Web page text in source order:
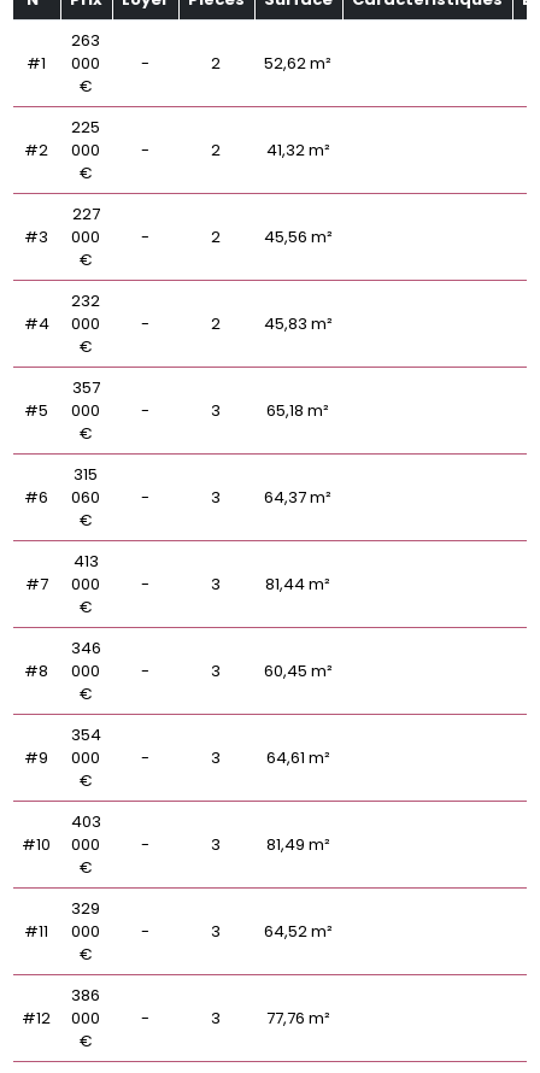
#1
263
000
€
- 2 52,62 m²
#2
225
000
€
- 2 41,32 m²
#3
227
000
€
- 2 45,56 m²
#4
232
000
€
- 2 45,83 m²
#5
357
000
€
- 3 65,18 m²
#6
315
060
€
- 3 64,37 m²
#7
413
000
€
- 3 81,44 m²
#8
346
000
€
- 3 60,45 m²
#9
354
000
€
- 3 64,61 m²
#10
403
000
€
- 3 81,49 m²
#11
329
000
€
- 3 64,52 m²
#12
386
000
€
- 3 77,76 m²